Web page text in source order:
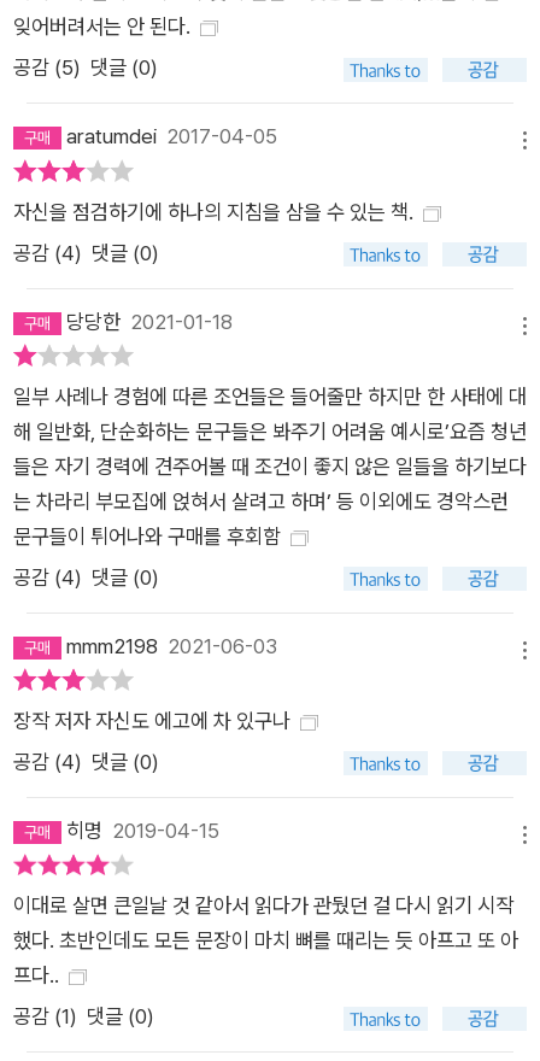
잊어버려서는 안 된다.
공감 (5) 댓글 (0)
aratumdei 2017-04-05
자신을 점검하기에 하나의 지침을 삼을 수 있는 책.
공감 (4) 댓글 (0)
당당한 2021-01-18
일부 사례나 경험에 따른 조언들은 들어줄만 하지만 한 사태에 대
해 일반화, 단순화하는 문구들은 봐주기 어려움 예시로’요즘 청년
들은 자기 경력에 견주어볼 때 조건이 좋지 않은 일들을 하기보다
는 차라리 부모집에 얹혀서 살려고 하며’ 등 이외에도 경악스런
문구들이 튀어나와 구매를 후회함
공감 (4) 댓글 (0)
mmm2198 2021-06-03
장작 저자 자신도 에고에 차 있구나
공감 (4) 댓글 (0)
히명 2019-04-15
이대로 살면 큰일날 것 같아서 읽다가 관뒀던 걸 다시 읽기 시작
했다. 초반인데도 모든 문장이 마치 뼈를 때리는 듯 아프고 또 아
프다..
공감 (1) 댓글 (0)